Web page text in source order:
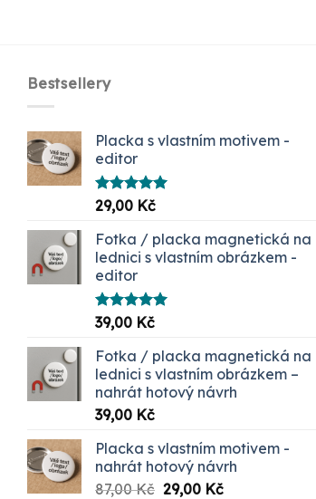
Bestsellery
Placka s vlastním motivem -
editor
Hodnocení
5.00
29,00 Kč
Fotka / placka magnetická na
lednici s vlastním obrázkem -
editor
Hodnocení
5.00
39,00 Kč
Fotka / placka magnetická na
lednici s vlastním obrázkem –
nahrát hotový návrh
39,00 Kč
Placka s vlastním motivem -
nahrát hotový návrh
87,00Kč Původní
29,00 KčAktuální